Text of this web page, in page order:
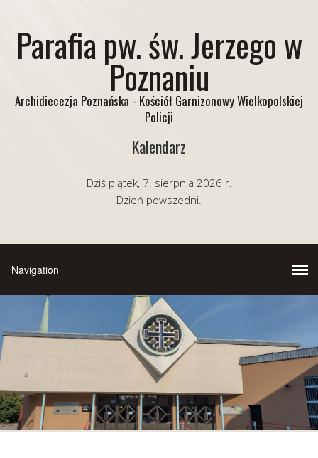
Parafia pw. św. Jerzego w
Poznaniu
Archidiecezja Poznańska - Kościół Garnizonowy Wielkopolskiej
Policji
Kalendarz
Dziś piątek, 7. sierpnia 2026 r.
Dzień powszedni.